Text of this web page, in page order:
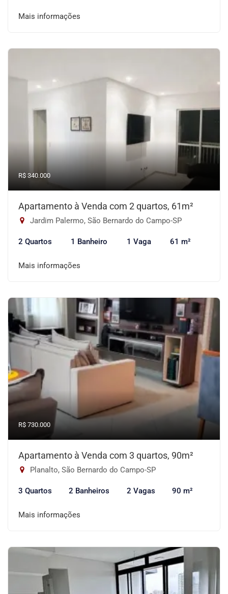
Mais informações
R$ 340.000
Apartamento à Venda com 2 quartos, 61m²
Jardim Palermo, São Bernardo do Campo-SP
2 Quartos 1 Banheiro 1 Vaga 61 m²
Mais informações
R$ 730.000
Apartamento à Venda com 3 quartos, 90m²
Planalto, São Bernardo do Campo-SP
3 Quartos 2 Banheiros 2 Vagas 90 m²
Mais informações